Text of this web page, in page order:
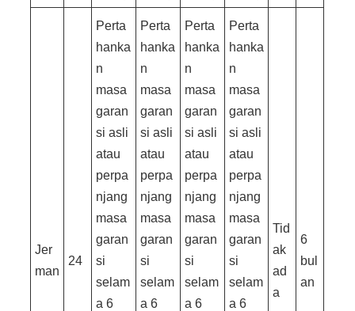
Jer
man
24
Perta
hanka
n
masa
garan
si asli
atau
perpa
njang
masa
garan
si
selam
a 6
Perta
hanka
n
masa
garan
si asli
atau
perpa
njang
masa
garan
si
selam
a 6
Perta
hanka
n
masa
garan
si asli
atau
perpa
njang
masa
garan
si
selam
a 6
Perta
hanka
n
masa
garan
si asli
atau
perpa
njang
masa
garan
si
selam
a 6
Tid
ak
ad
a
6
bul
an